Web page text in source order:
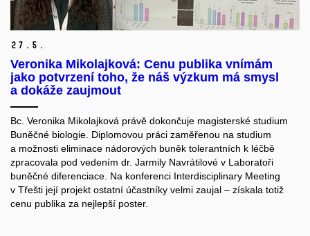
27. 5.
Veronika Mikolajková: Cenu publika vnímám
jako potvrzení toho, že náš výzkum má smysl
a dokáže zaujmout
Bc. Veronika Mikolajková právě dokončuje magisterské studium
Buněčné biologie. Diplomovou práci zaměřenou na studium
a možnosti eliminace nádorových buněk tolerantních k léčbě
zpracovala pod vedením dr. Jarmily Navrátilové v Laboratoři
buněčné diferenciace. Na konferenci Interdisciplinary Meeting
v Třešti její projekt ostatní účastníky velmi zaujal – získala totiž
cenu publika za nejlepší poster.